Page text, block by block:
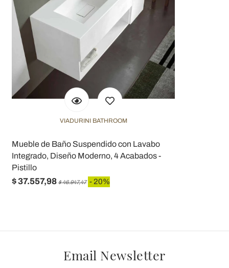
VIADURINI BATHROOM
Mueble de Baño Suspendido con Lavabo
Integrado, Diseño Moderno, 4 Acabados -
Pistillo
$ 37.557,98 $ 46.947,47 - 20%
Email Newsletter